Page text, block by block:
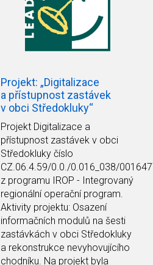
Projekt: „Digitalizace
a přístupnost zastávek
v obci Středokluky“
Projekt Digitalizace a
přístupnost zastávek v obci
Středokluky číslo
CZ.06.4.59/0.0./0.016_038/
z programu IROP - Integrovaný
regionální operační program.
Aktivity projektu: Osazení
informačních modulů na šesti
zastávkách v obci Středokluky
a rekonstrukce nevyhovujícího
chodníku. Na projekt byla